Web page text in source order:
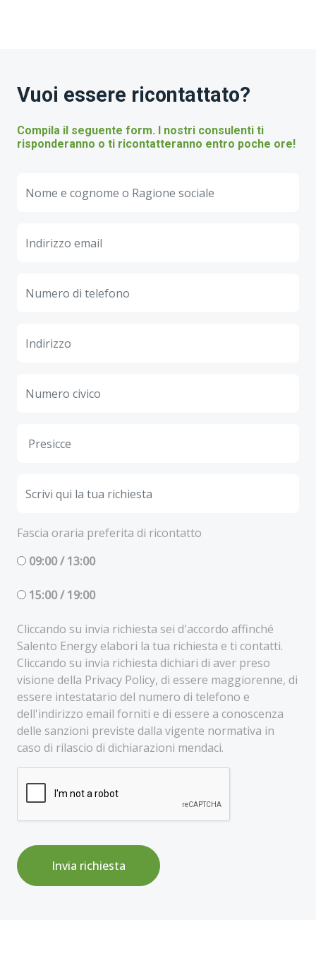
Vuoi essere ricontattato?
Compila il seguente form. I nostri consulenti ti
risponderanno o ti ricontatteranno entro poche ore!
Fascia oraria preferita di ricontatto
09:00 / 13:00
15:00 / 19:00
Cliccando su invia richiesta sei d'accordo affinché
Salento Energy elabori la tua richiesta e ti contatti.
Cliccando su invia richiesta dichiari di aver preso
visione della Privacy Policy, di essere maggiorenne, di
essere intestatario del numero di telefono e
dell'indirizzo email forniti e di essere a conoscenza
delle sanzioni previste dalla vigente normativa in
caso di rilascio di dichiarazioni mendaci.
Invia richiesta